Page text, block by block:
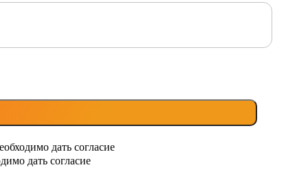
дать согласие
дать согласие